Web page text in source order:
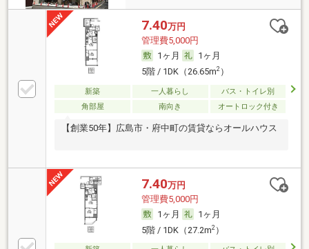
7.40万円
管理費5,000円
1ヶ月
1ヶ月
5階 / 1DK（26.65m2）
新築 一人暮らし
バス・トイレ別
角部屋
南向き オートロック付き
【創業50年】広島市・府中町の賃貸ならオールハウス
7.40万円
管理費5,000円
1ヶ月
1ヶ月
5階 / 1DK（27.2m2）